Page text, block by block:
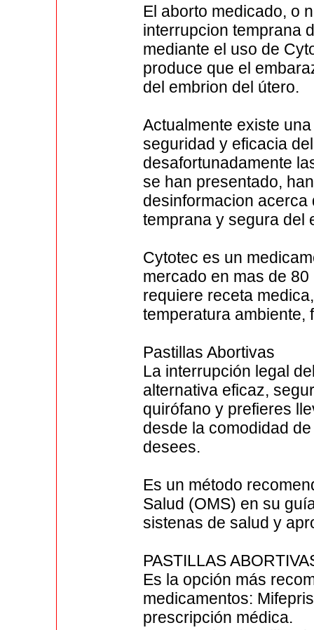
El aborto medicado, o
interrupcion temprana
mediante el uso de
produce que el
del embrion del útero.
Actualmente existe
seguridad y eficacia
desafortunadamente
se han presentado,
desinformacion
temprana y segura del
Cytotec es un
mercado en mas de
requiere receta
temperatura ambiente,
Pastillas Abortivas
La interrupción legal
alternativa eficaz,
quirófano y prefieres
desde la comodidad
desees.
Es un método
Salud (OMS) en su
sistenas de salud y
PASTILLAS
Es la opción más
medicamentos:
prescripción médica.